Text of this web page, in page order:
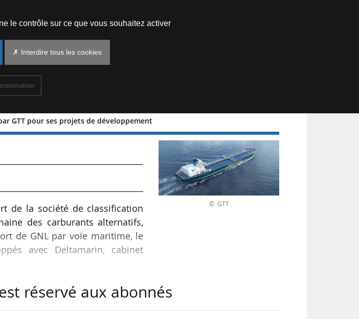
GTT pour ses projets de développement
principe reçues par
de la société de classification
des carburants alternatifs,
de GNL par voie maritime, le
avec Deltamarin, cabinet
:
© GTT
réservé aux abonnés
le contrôle sur ce que vous souhaitez activer
✗ Interdire tous les cookies